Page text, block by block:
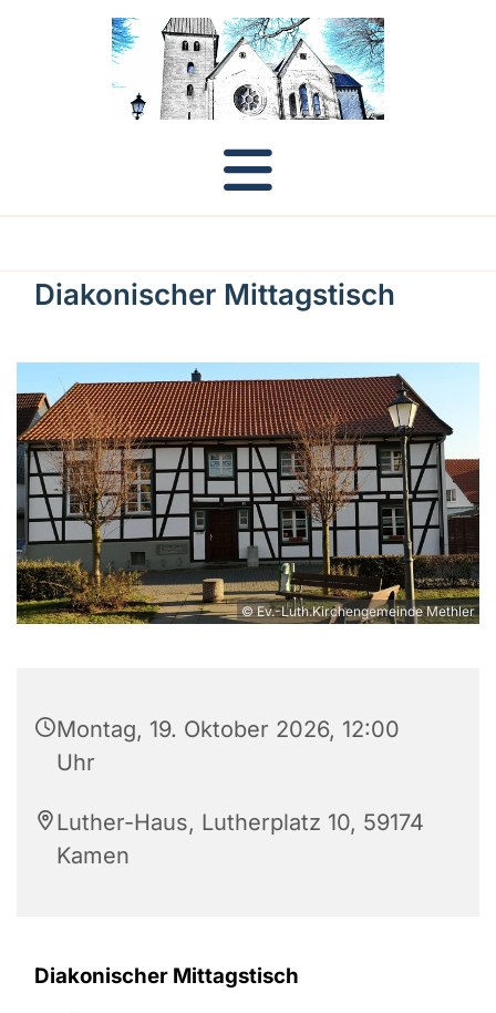
Diakonischer Mittagstisch
© Ev.-Luth.Kirchengemeinde Methler
Montag, 19. Oktober 2026, 12:00
Uhr
Luther-Haus, Lutherplatz 10, 59174
Kamen
Diakonischer Mittagstisch